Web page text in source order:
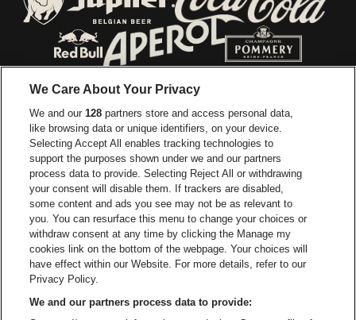
Ga naar de website van JupilerGa naar de
Ga naar de website van Red BullGa naar de
Ga naar de website van Het logo van
Ga naar de
Ga naar de website van Croky
Ga naar de website van
Ga naar de website van Le Soir
Ga naar de
Ga naar de website van
Vorst Nationaal is een deel van be•at
Vorst Nationaal
Be-At Venues
We Care About Your Privacy
We and our128 partners store and access personal data,
like browsing data or unique identifiers, on your device.
Selecting Accept All enables tracking technologies to
support the purposes shown under we and our partners
process data to provide. Selecting Reject All or withdrawing
your consent will disable them. If trackers are disabled,
some content and ads you see may not be as relevant to
you. You can resurface this menu to change your choices or
withdraw consent at any time by clicking the Manage my
cookies link on the bottom of the webpage. Your choices will
have effect within our Website. For more details, refer to our
Privacy Policy.
We and our partners process data to provide: